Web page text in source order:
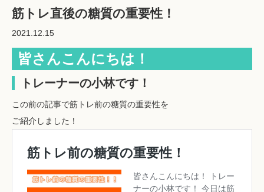
筋トレ直後の糖質の重要性！
2021.12.15
皆さんこんにちは！
トレーナーの小林です！
この前の記事で筋トレ前の糖質の重要性を
ご紹介しました！